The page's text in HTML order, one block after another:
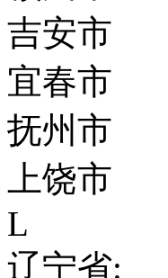
吉安市
宜春市
抚州市
上饶市
L
辽宁省: